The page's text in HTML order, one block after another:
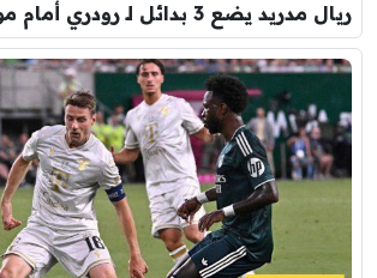
ريال مدريد يضع 3 بدائل لـ رودري أمام مورينيو